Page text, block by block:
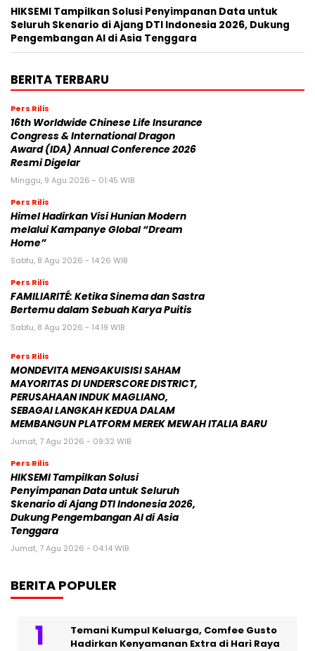
HIKSEMI Tampilkan Solusi Penyimpanan Data untuk
Seluruh Skenario di Ajang DTI Indonesia 2026, Dukung
Pengembangan AI di Asia Tenggara
BERITA TERBARU
Pers Rilis
16th Worldwide Chinese Life Insurance
Congress & International Dragon
Award (IDA) Annual Conference 2026
Resmi Digelar
Minggu, 9 Agu 2026 - 01:45 WIB
Pers Rilis
Himel Hadirkan Visi Hunian Modern
melalui Kampanye Global “Dream
Home”
Sabtu, 8 Agu 2026 - 14:26 WIB
Pers Rilis
FAMILIARITÉ: Ketika Sinema dan Sastra
Bertemu dalam Sebuah Karya Puitis
Sabtu, 8 Agu 2026 - 14:19 WIB
Pers Rilis
MONDEVITA MENGAKUISISI SAHAM
MAYORITAS DI UNDERSCORE DISTRICT,
PERUSAHAAN INDUK MAGLIANO,
SEBAGAI LANGKAH KEDUA DALAM
MEMBANGUN PLATFORM MEREK MEWAH ITALIA BARU
Jumat, 7 Agu 2026 - 09:32 WIB
Pers Rilis
HIKSEMI Tampilkan Solusi
Penyimpanan Data untuk Seluruh
Skenario di Ajang DTI Indonesia 2026,
Dukung Pengembangan AI di Asia
Tenggara
Jumat, 7 Agu 2026 - 04:14 WIB
BERITA POPULER
Temani Kumpul Keluarga, Comfee Gusto
Hadirkan Kenyamanan Extra di Hari Raya